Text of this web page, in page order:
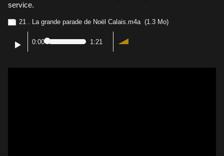
service.
21 . La grande parade de Noël Calais.m4a (1.3 Mo)
0:00 1:21